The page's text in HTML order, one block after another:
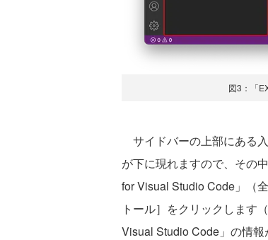
図3：「
サイドバーの上部にある
が下に現れますので、その
for Visual Studio Code」（
トール］をクリックします
Visual Studio Code」の情